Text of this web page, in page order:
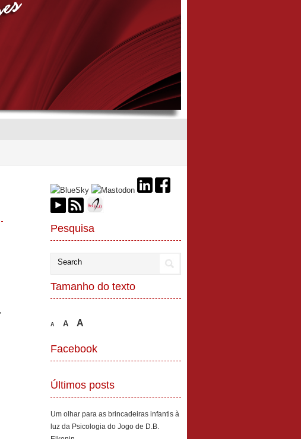
Pesquisa
Tamanho do texto
A A A
Facebook
Últimos posts
Um olhar para as brincadeiras infantis à
luz da Psicologia do Jogo de D.B.